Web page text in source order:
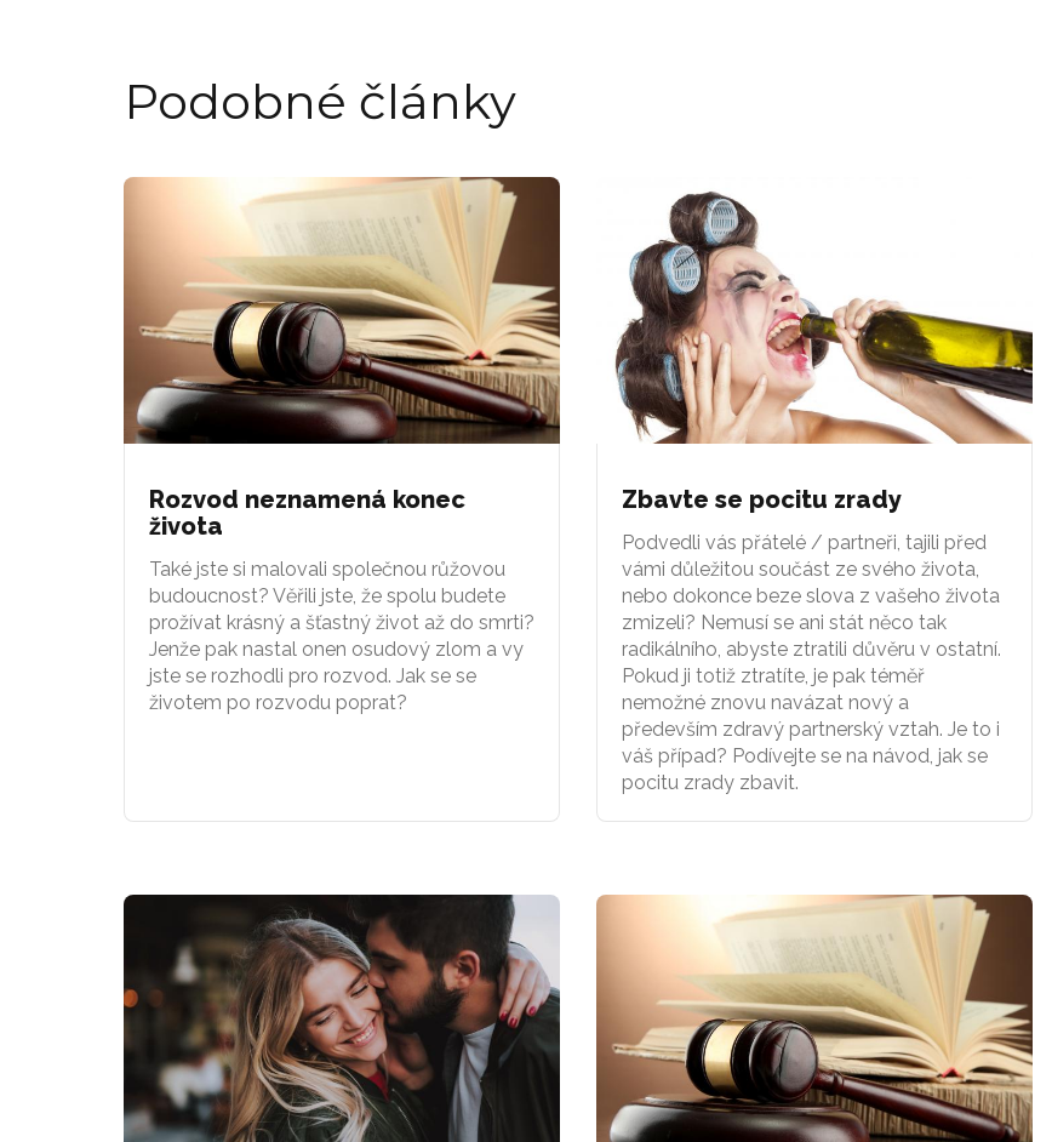
Podobné články
Rozvod neznamená konec
života
Také jste si malovali společnou růžovou
budoucnost? Věřili jste, že spolu budete
prožívat krásný a šťastný život až do smrti?
Jenže pak nastal onen osudový zlom a vy
jste se rozhodli pro rozvod. Jak se se
životem po rozvodu poprat?
Zbavte se pocitu zrady
Podvedli vás přátelé / partneři, tajili před
vámi důležitou součást ze svého života,
nebo dokonce beze slova z vašeho života
zmizeli? Nemusí se ani stát něco tak
radikálního, abyste ztratili důvěru v ostatní.
Pokud ji totiž ztratíte, je pak téměř
nemožné znovu navázat nový a
především zdravý partnerský vztah. Je to i
váš případ? Podívejte se na návod, jak se
pocitu zrady zbavit.